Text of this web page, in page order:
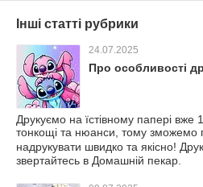
Інші статті рубрики
24.07.2025
Про особливості
Друкуємо на їстівному папері вже
тонкощі та нюанси, тому зможемо
надрукувати швидко та якісно!
звертайтесь в Домашній пекар.